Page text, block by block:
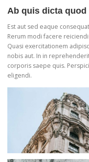
Ab quis dicta
Est aut sed eaque
Rerum modi facere
Quasi exercitationem
nobis aut. In in
corporis saepe quis.
eligendi.